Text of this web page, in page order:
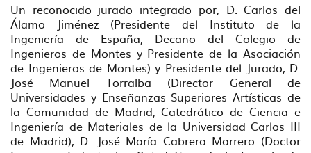
Un reconocido jurado integrado por, D. Carlos del
Álamo Jiménez (Presidente del Instituto de la
Ingeniería de España, Decano del Colegio de
Ingenieros de Montes y Presidente de la Asociación
de Ingenieros de Montes) y Presidente del Jurado, D.
José Manuel Torralba (Director General de
Universidades y Enseñanzas Superiores Artísticas de
la Comunidad de Madrid, Catedrático de Ciencia e
Ingeniería de Materiales de la Universidad Carlos III
de Madrid), D. José María Cabrera Marrero (Doctor